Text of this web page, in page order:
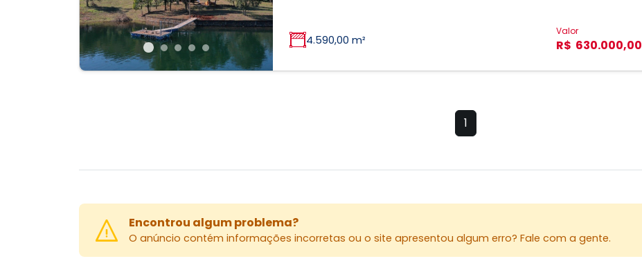
4.590,00 m²
Valor
R$ 630.000,00
1
Encontrou algum problema?
O anúncio contém informações incorretas ou o site apresentou algum erro? Fale com a gente.